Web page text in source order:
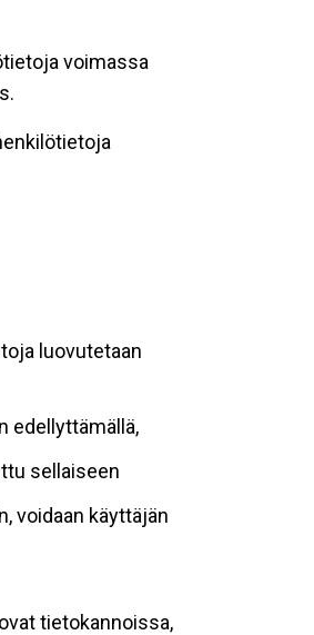
voimassa
luovutetaan
edellyttämällä,
sellaiseen
voidaan käyttäjän
tietokannoissa,